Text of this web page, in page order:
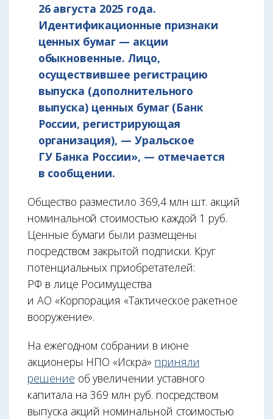
26 августа 2025 года.
Идентификационные признаки
ценных бумаг — акции
обыкновенные. Лицо,
осуществившее регистрацию
выпуска (дополнительного
выпуска) ценных бумаг (Банк
России, регистрирующая
организация), — Уральское
ГУ Банка России», — отмечается
в сообщении.
Общество разместило 369,4 млн шт. акций
номинальной стоимостью каждой 1 руб.
Ценные бумаги были размещены
посредством закрытой подписки. Круг
потенциальных приобретателей:
РФ в лице Росимущества
и АО «Корпорация «Тактическое ракетное
вооружение».
На ежегодном собрании в июне
акционеры НПО «Искра» приняли
решение об увеличении уставного
капитала на 369 млн руб. посредством
выпуска акций номинальной стоимостью